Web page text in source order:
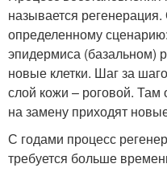
называется
определенному
эпидермиса (базальном)
новые клетки. Шаг за
слой кожи – роговой.
на замену приходят
С годами процесс
требуется больше